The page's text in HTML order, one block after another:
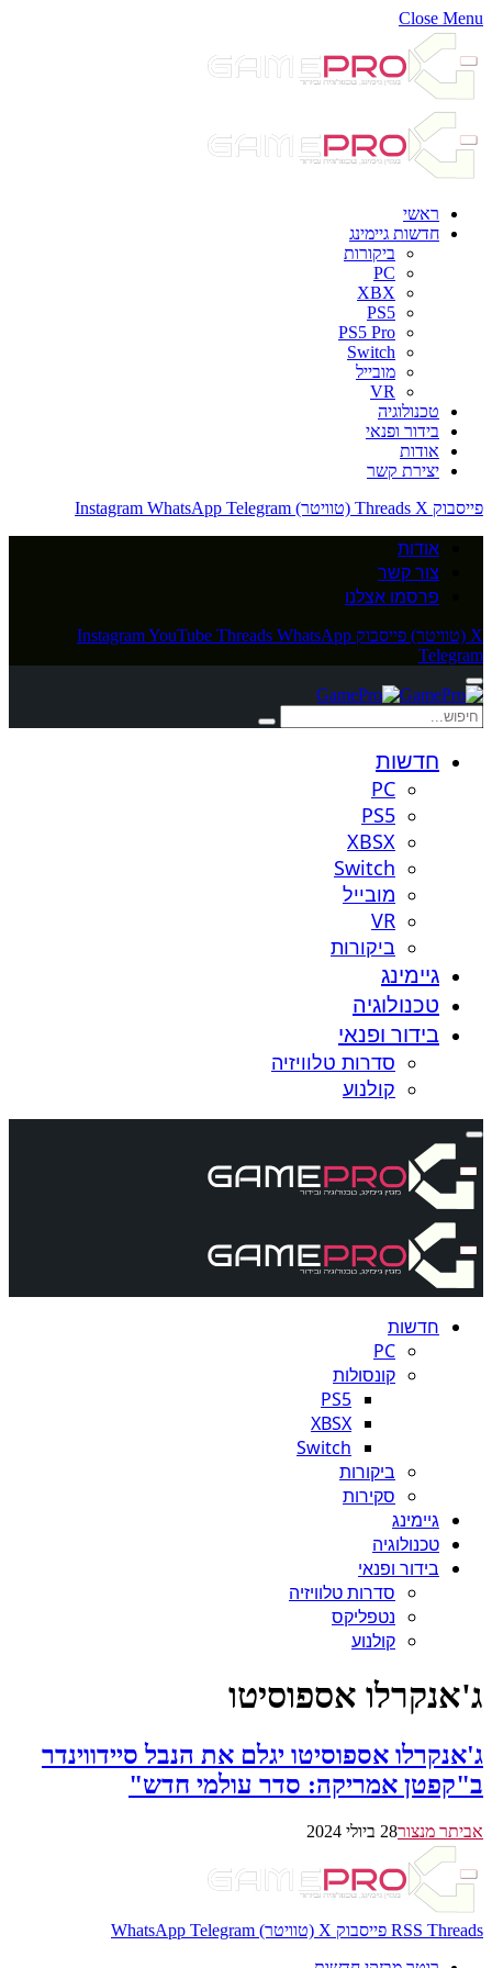
Close Menu
ראשי
חדשות גיימינג
ביקורות
PC
XBX
PS5
PS5 Pro
Switch
מובייל
VR
טכנולוגיה
בידור ופנאי
אודות
יצירת קשר
פייסבוק
Threads X (טוויטר) Instagram WhatsApp Telegram
אודות
צור קשר
פרסמו אצלנו
X (טוויטר) פייסבוק InstagramYouTube Threads WhatsApp
Telegram
חדשות
PC
PS5
XBSX
Switch
מובייל
VR
ביקורות
גיימינג
טכנולוגיה
בידור ופנאי
סדרות טלוויזיה
קולנוע
חדשות
PC
קונסולות
PS5
XBSX
Switch
ביקורות
סקירות
גיימינג
טכנולוגיה
בידור ופנאי
סדרות טלוויזיה
נטפליקס
קולנוע
ג'אנקרלו אספוסיטו
ג'אנקרלו אספוסיטו יגלם את הנבל סיידווינדר
ב"קפטן אמריקה: סדר עולמי חדש"
אביתר מנצור28 ביולי 2024
RSS Threads פייסבוק X (טוויטר) WhatsApp Telegram